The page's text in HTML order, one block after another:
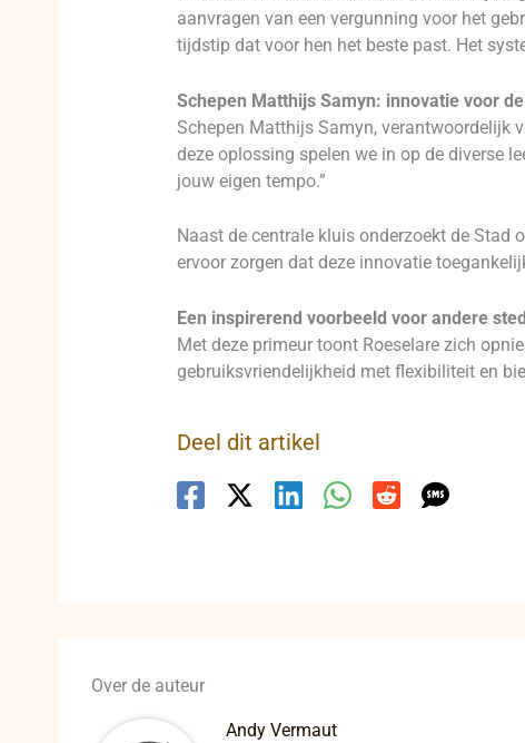
aanvragen van een vergunning voor het
tijdstip dat voor hen het beste past. Het
Schepen Matthijs Samyn: innovatie voor
Schepen Matthijs Samyn, verantwoordelijk
deze oplossing spelen we in op de diverse
jouw eigen tempo.”
Naast de centrale kluis onderzoekt de Stad
ervoor zorgen dat deze innovatie
Een inspirerend voorbeeld voor andere
Met deze primeur toont Roeselare zich
gebruiksvriendelijkheid met flexibiliteit en
Deel dit artikel
Over de auteur
Andy Vermaut